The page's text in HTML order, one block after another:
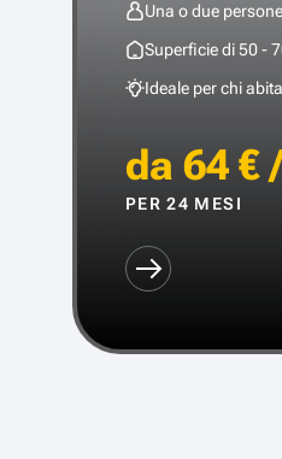
Una o due
Superficie di 50 -
Ideale per chi
da 64 €
PER 24 MESI
SCOPRI